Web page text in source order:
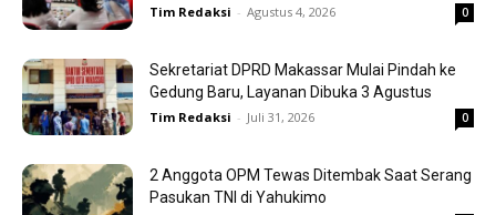
Tim Redaksi - Agustus 4, 2026 0
Sekretariat DPRD Makassar Mulai Pindah ke
Gedung Baru, Layanan Dibuka 3 Agustus
Tim Redaksi - Juli 31, 2026 0
2 Anggota OPM Tewas Ditembak Saat Serang
Pasukan TNI di Yahukimo